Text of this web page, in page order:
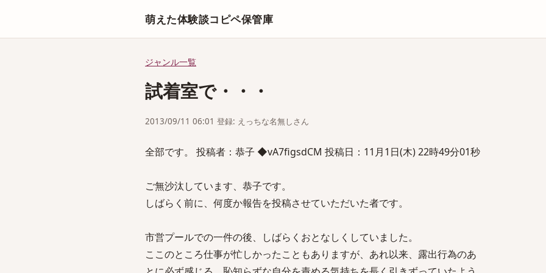
萌えた体験談コピペ保管庫
ジャンル一覧
試着室で・・・
2013/09/11 06:01 登録: えっちな名無しさん
全部です。 投稿者：恭子 ◆vA7figsdCM 投稿日：11月1日(木) 22時49分01秒
ご無沙汰しています、恭子です。
しばらく前に、何度か報告を投稿させていただいた者です。
市営プールでの一件の後、しばらくおとなしくしていました。
ここのところ仕事が忙しかったこともありますが、あれ以来、露出行為のあ